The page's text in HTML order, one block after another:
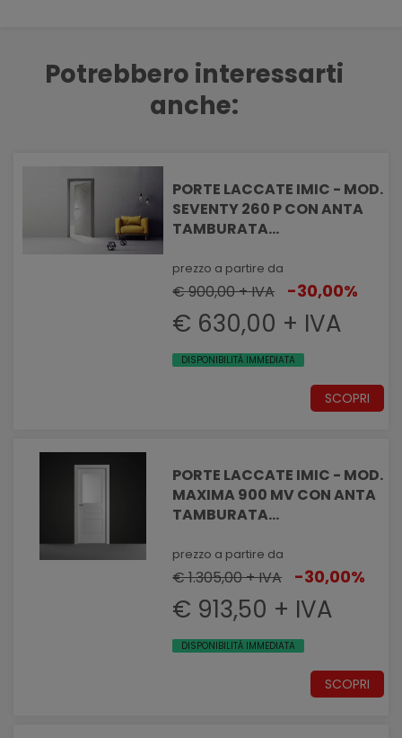
Potrebbero interessarti
anche:
PORTE LACCATE IMIC - MOD.
SEVENTY 260 P CON ANTA
TAMBURATA
DIAGONALI
prezzo a partire da
€ 900,00 + IVA -30,00%
€ 630,00 + IVA
DISPONIBILITÀ IMMEDIATA
SCOPRI
PORTE LACCATE IMIC - MOD.
MAXIMA 900 MV CON ANTA
TAMBURATA
MASSELLATO CON VANO
VETRO
prezzo a partire da
€ 1.305,00 + IVA -30,00%
€ 913,50 + IVA
DISPONIBILITÀ IMMEDIATA
SCOPRI